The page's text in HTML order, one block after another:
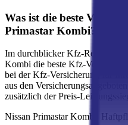
Was ist die beste
Primastar Kombi?
Im durchblicker Kfz-Rechner
Kombi die beste Kfz-
bei der Kfz-Versicherung für
aus den
zusätzlich der Preis-
Nissan Primastar Kombi,